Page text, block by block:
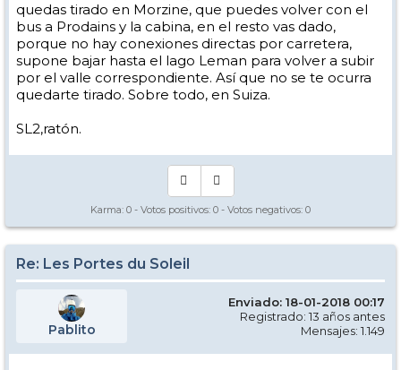
quedas tirado en Morzine, que puedes volver con el
bus a Prodains y la cabina, en el resto vas dado,
porque no hay conexiones directas por carretera,
supone bajar hasta el lago Leman para volver a subir
por el valle correspondiente. Así que no se te ocurra
quedarte tirado. Sobre todo, en Suiza.
SL2,ratón.
Karma: 0 - Votos positivos: 0 - Votos negativos: 0
Re: Les Portes du Soleil
Pablito
Enviado: 18-01-2018 00:17
Registrado: 13 años antes
Mensajes: 1.149